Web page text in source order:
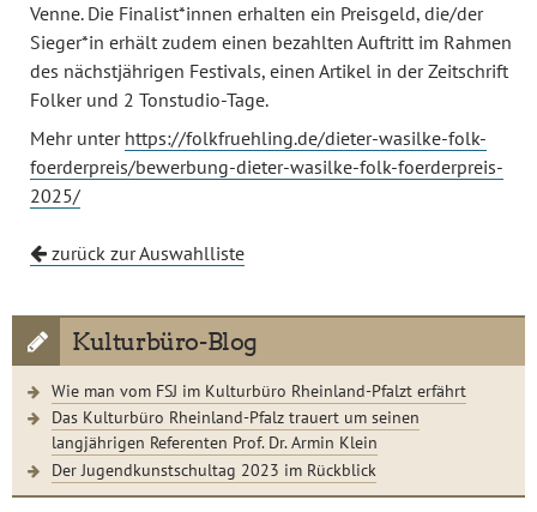
Venne. Die Finalist*innen erhalten ein Preisgeld, die/der
Sieger*in erhält zudem einen bezahlten Auftritt im Rahmen
des nächstjährigen Festivals, einen Artikel in der Zeitschrift
Folker und 2 Tonstudio-Tage.
Mehr unter https://folkfruehling.de/dieter-wasilke-folk-
foerderpreis/bewerbung-dieter-wasilke-folk-foerderpreis-
2025/
zurück zur Auswahlliste
Kulturbüro-Blog
Wie man vom FSJ im Kulturbüro Rheinland-Pfalzt erfährt
Das Kulturbüro Rheinland-Pfalz trauert um seinen
langjährigen Referenten Prof. Dr. Armin Klein
Der Jugendkunstschultag 2023 im Rückblick